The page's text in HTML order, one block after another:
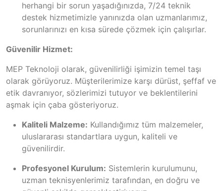
herhangi bir sorun yaşadığınızda, 7/24 teknik
destek hizmetimizle yanınızda olan uzmanlarımız,
sorunlarınızı en kısa sürede çözmek için çalışırlar.
Güvenilir Hizmet:
MEP Teknoloji olarak, güvenilirliği işimizin temel taşı
olarak görüyoruz. Müşterilerimize karşı dürüst, şeffaf ve
etik davranıyor, sözlerimizi tutuyor ve beklentilerini
aşmak için çaba gösteriyoruz.
Kaliteli Malzeme: Kullandığımız tüm malzemeler,
uluslararası standartlara uygun, kaliteli ve
güvenilirdir.
Profesyonel Kurulum: Sistemlerin kurulumunu,
uzman teknisyenlerimiz tarafından, en doğru ve